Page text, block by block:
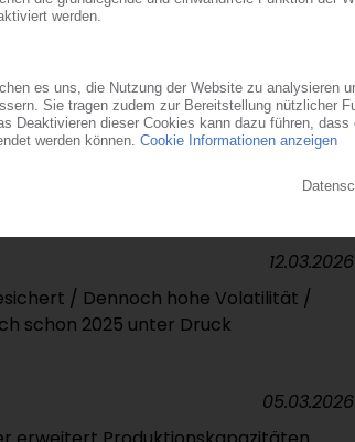
von weiteren 550 Arbeitsplätzen
senken
und Zuschläge
17.03.2026
/ Dennoch hohe Volatilität /
schon 2025 unter Druck
12.03.2026
05.03.2026